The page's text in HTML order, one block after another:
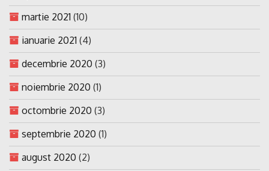
martie 2021 (10)
ianuarie 2021 (4)
decembrie 2020 (3)
noiembrie 2020 (1)
octombrie 2020 (3)
septembrie 2020 (1)
august 2020 (2)